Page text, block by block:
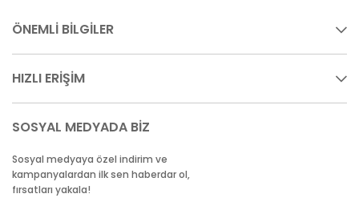
ÖNEMLİ BİLGİLER
HIZLI ERİŞİM
SOSYAL MEDYADA BİZ
Sosyal medyaya özel indirim ve
kampanyalardan ilk sen haberdar ol,
fırsatları yakala!